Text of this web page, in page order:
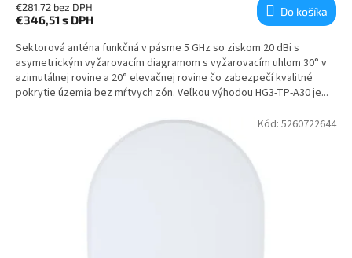
€281,72 bez DPH
€346,51 s DPH
Do košíka
Sektorová anténa funkčná v pásme 5 GHz so ziskom 20 dBi s
asymetrickým vyžarovacím diagramom s vyžarovacím uhlom 30° v
azimutálnej rovine a 20° elevačnej rovine čo zabezpečí kvalitné
pokrytie územia bez mŕtvych zón. Veľkou výhodou HG3-TP-A30 je...
Kód: 5260722644